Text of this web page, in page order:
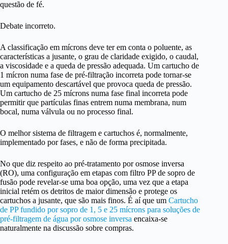
questão de fé.
Debate incorreto.
A classificação em mícrons deve ter em conta o poluente, as
características a jusante, o grau de claridade exigido, o caudal,
a viscosidade e a queda de pressão adequada. Um cartucho de
1 mícron numa fase de pré-filtração incorreta pode tornar-se
um equipamento descartável que provoca queda de pressão.
Um cartucho de 25 mícrons numa fase final incorreta pode
permitir que partículas finas entrem numa membrana, num
bocal, numa válvula ou no processo final.
O melhor sistema de filtragem e cartuchos é, normalmente,
implementado por fases, e não de forma precipitada.
No que diz respeito ao pré-tratamento por osmose inversa
(RO), uma configuração em etapas com filtro PP de sopro de
fusão pode revelar-se uma boa opção, uma vez que a etapa
inicial retém os detritos de maior dimensão e protege os
cartuchos a jusante, que são mais finos. É aí que um Cartucho
de PP fundido por sopro de 1, 5 e 25 mícrons para soluções de
pré-filtragem de água por osmose inversa encaixa-se
naturalmente na discussão sobre compras.